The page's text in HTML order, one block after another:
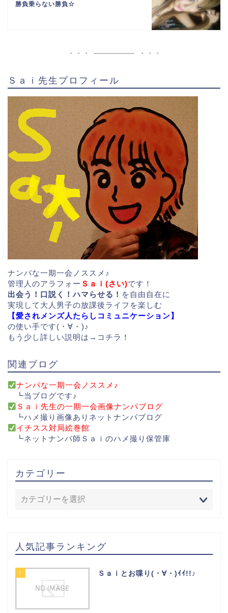
勝負乗らない勝負☆
Ｓａｉ先生プロフィール
ナンパな一期一会ノススメ♪
管理人のアラフォー Ｓａｉ(さい)です！
出会う！口説く！ハマらせる！ を自由自在に
実現して大人男子の放課後ライフを楽しむ
【愛されメンズ人たらしコミュニケーション】
の使い手です(・∀・)♪
もう少し詳しい説明は→ コチラ！
関連ブログ
ナンパな一期一会ノススメ♪
┗当ブログです♪
Ｓａｉ先生の一期一会画像ナンパブログ
┗ハメ撮り画像ありネットナンパブログ
イチスス対局絵巻館
┗ネットナンパ師Ｓａｉのハメ撮り保管庫
カテゴリー
人気記事ランキング
1 Ｓａｉとお喋り(・∀・)ｲｲ!!♪